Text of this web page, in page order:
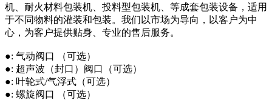
机、耐火材料包装机、投料型包装机、等成套包装设备，适用
于不同物料的灌装和包装。我们以市场为导向，以客户为中
心，为客户提供贴身、专业的售后服务。
●: 气动阀口 （可选）
●: 超声波（封口）阀口（可选）
●: 叶轮式/气浮式（可选）
●: 螺旋阀口 （可选）